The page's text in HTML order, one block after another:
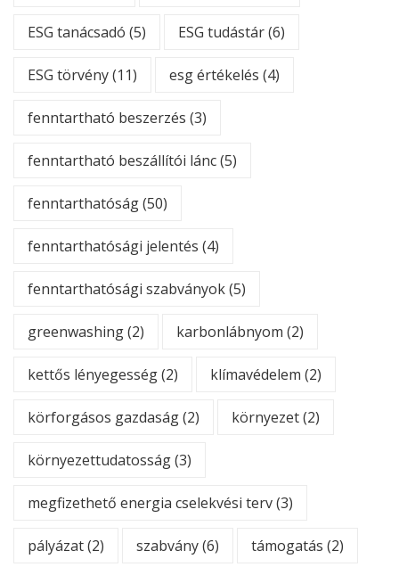
ESG tanácsadó (5) ESG tudástár(6)
ESG törvény(11) esg értékelés (4)
fenntartható beszerzés (3)
fenntartható beszállítói lánc(5)
fenntarthatóság(50)
fenntarthatósági jelentés (4)
fenntarthatósági szabványok(5)
greenwashing(2) karbonlábnyom (2)
kettős lényegesség(2) klímavédelem (2)
körforgásos gazdaság(2) környezet(2)
környezettudatosság(3)
megfizethető energia cselekvési terv(3)
pályázat(2) szabvány(6) támogatás (2)